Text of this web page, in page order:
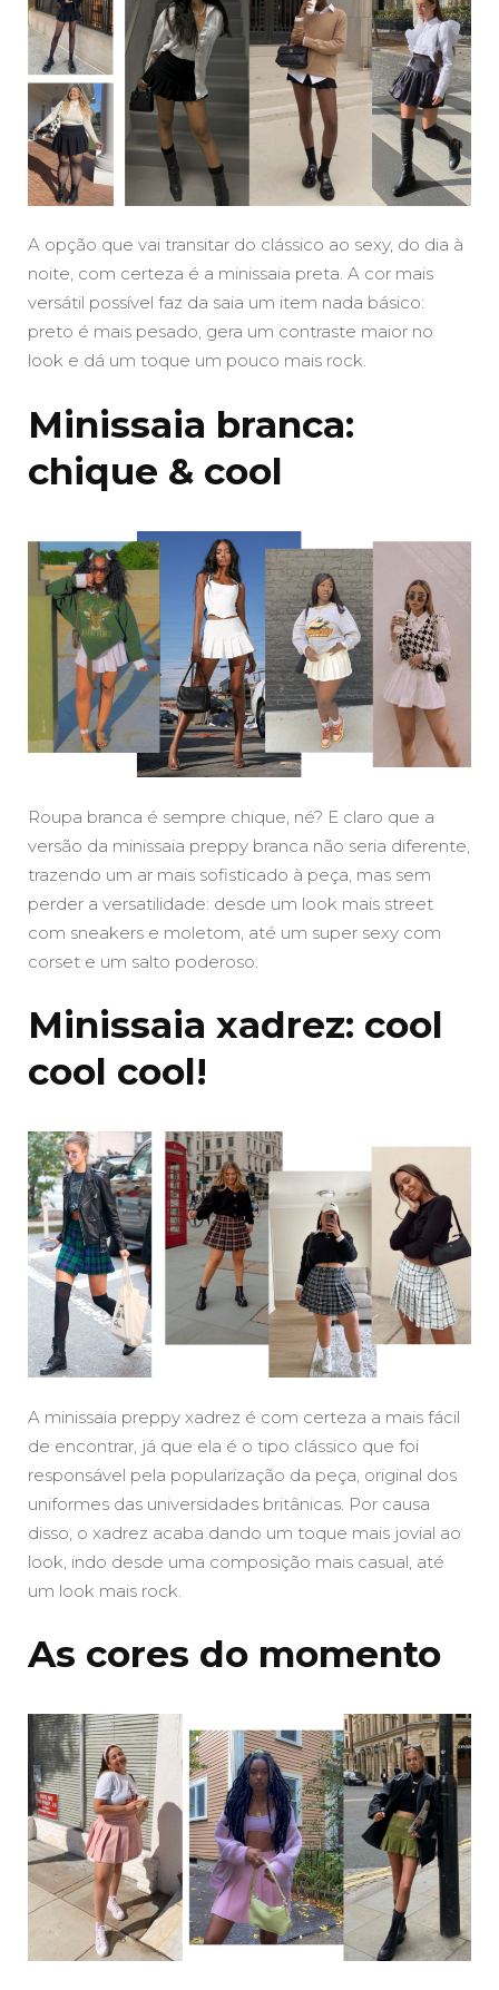
A opção que vai transitar do clássico ao sexy, do dia à
noite, com certeza é a minissaia preta. A cor mais
versátil possível faz da saia um item nada básico:
preto é mais pesado, gera um contraste maior no
look e dá um toque um pouco mais rock.
Minissaia branca:
chique & cool
Roupa branca é sempre chique, né? E claro que a
versão da minissaia preppy branca não seria diferente,
trazendo um ar mais sofisticado à peça, mas sem
perder a versatilidade: desde um look mais street
com sneakers e moletom, até um super sexy com
corset e um salto poderoso.
Minissaia xadrez: cool
cool cool!
A minissaia preppy xadrez é com certeza a mais fácil
de encontrar, já que ela é o tipo clássico que foi
responsável pela popularização da peça, original dos
uniformes das universidades britânicas. Por causa
disso, o xadrez acaba dando um toque mais jovial ao
look, indo desde uma composição mais casual, até
um look mais rock.
As cores do momento